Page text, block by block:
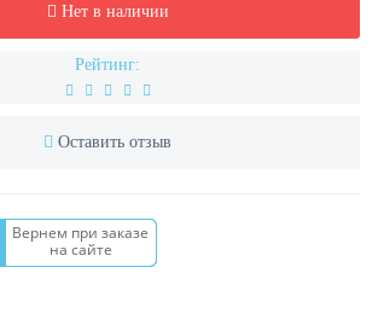
Нет в наличии
Рейтинг:
Оставить отзыв
Вернем при заказе
на сайте